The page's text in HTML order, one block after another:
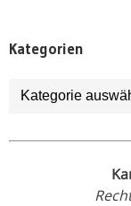
Kategorien
Kategorien